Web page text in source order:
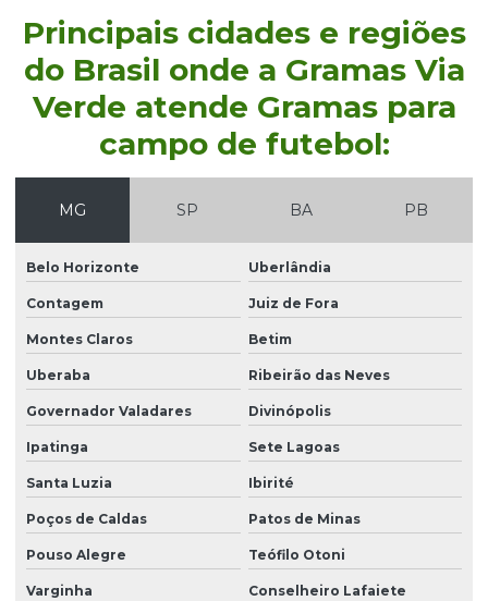
Distribuidor de grama entregue para obras
Distribuidor de grama entregue para obras em sp
Distribuidor de grama esmeralda
Distribuidor de grama esmeralda em paraná
Distribuidor de grama santo agostinho
Distribuidor de grama santo agostinho em são paulo
Distribuidor de grama são carlos
Distribuidor de grama são carlos em paraná
Distribuidor de grama são carlos em são paulo
Distribuidor de plantio de grama
Distribuidor de plantio de grama em paraná
Distribuidor de plantio de grama em são paulo
Principais cidades e regiões
do Brasil onde a Gramas Via
Verde atende Gramas para
campo de futebol:
MG SP BA PB
Belo Horizonte Uberlândia
Contagem Juiz de Fora
Montes Claros Betim
Uberaba Ribeirão das Neves
Governador Valadares Divinópolis
Ipatinga Sete Lagoas
Santa Luzia Ibirité
Poços de Caldas Patos de Minas
Pouso Alegre Teófilo Otoni
Varginha Conselheiro Lafaiete